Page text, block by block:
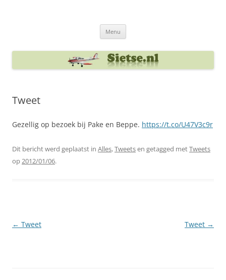
Menu
Tweet
Gezellig op bezoek bij Pake en Beppe. https://t.co/U47V3c9r
Dit bericht werd geplaatst in Alles,Tweetsen getagged metTweets
op2012/01/06.
Berichtnavigatie
← Tweet Tweet →